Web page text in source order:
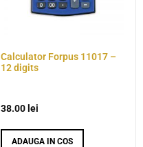
Calculator Forpus 11017 –
12 digits
38.00 lei
ADAUGA IN COS